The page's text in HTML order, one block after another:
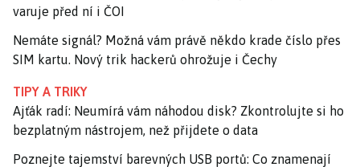
varuje před ní i ČOI
Nemáte signál? Možná vám právě někdo krade číslo přes
SIM kartu. Nový trik hackerů ohrožuje i Čechy
TIPY A TRIKY
Ajťák radí: Neumírá vám náhodou disk? Zkontrolujte si ho
bezplatným nástrojem, než přijdete o data
Poznejte tajemství barevných USB portů: Co znamenají